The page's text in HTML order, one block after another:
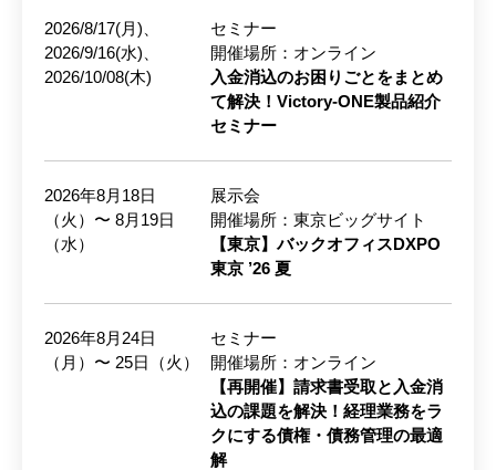
2026/8/17(月)、
2026/9/16(水)、
2026/10/08(木)
セミナー
開催場所：オンライン
入金消込のお困りごとをまとめ
て解決！Victory-ONE製品紹介
セミナー
2026年8月18日
（火）〜 8月19日
（水）
展示会
開催場所：東京ビッグサイト
【東京】バックオフィスDXPO
東京 ’26 夏
2026年8月24日
（月）〜 25日（火）
セミナー
開催場所：オンライン
【再開催】請求書受取と入金消
込の課題を解決！経理業務をラ
クにする債権・債務管理の最適
解